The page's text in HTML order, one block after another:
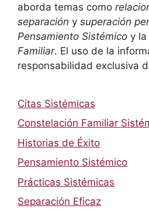
aborda temas como
separación y superación
Pensamiento Sistémico y la
Familiar. El uso de la
responsabilidad exclusiva
Citas Sistémicas
Constelación Familiar
Historias de Éxito
Pensamiento Sistémico
Prácticas Sistémicas
Separación Eficaz